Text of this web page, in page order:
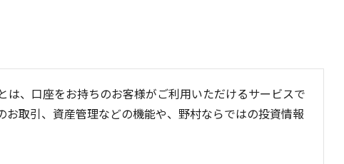
0
50
0
100は、口座をお持ちのお客様がご利用いただけるサービスで
お取引、資産管理などの機能や、野村ならではの投資情報